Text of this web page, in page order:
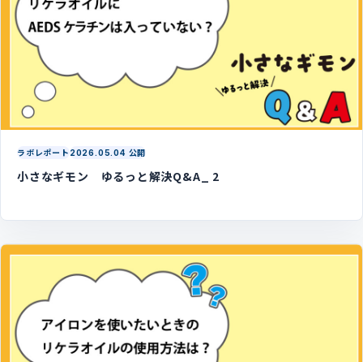
ラボレポート 2026.05.04 公開
小さなギモン ゆるっと解決Q&A_ 2